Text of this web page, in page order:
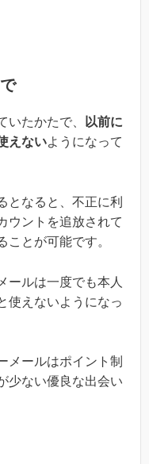
いたかたで、 以前に
えないようになって
となると、不正に利
ウントを追放されて
ことが可能です。
ールは一度でも本人
使えないようになっ
メールはポイント制
少ない優良な出会い